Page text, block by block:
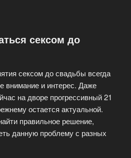
сексом до
сексом до свадьбы всегда
внимание и интерес. Даже
на дворе прогрессивный 21
остается актуальной.
правильное решение,
данную проблему с разных